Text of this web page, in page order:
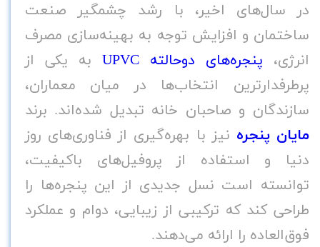
در سال‌های اخیر، با رشد چشمگیر صنعت
ساختمان و افزایش توجه به بهینه‌سازی مصرف
انرژی، پنجره‌های دوحالته UPVC به یکی از
پرطرفدارترین انتخاب‌ها در میان معماران،
سازندگان و صاحبان خانه تبدیل شده‌اند. برند
مایان پنجره نیز با بهره‌گیری از فناوری‌های روز
دنیا و استفاده از پروفیل‌های باکیفیت،
توانسته است نسل جدیدی از این پنجره‌ها را
طراحی کند که ترکیبی از زیبایی، دوام و عملکرد
فوق‌العاده را ارائه می‌دهند.